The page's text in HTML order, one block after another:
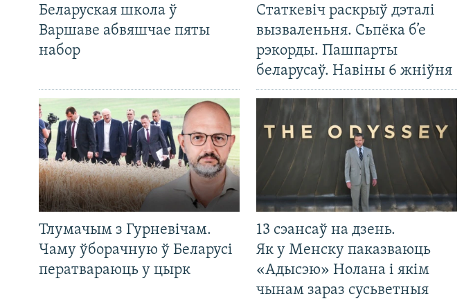
Беларуская школа ў
Варшаве абвяшчае пяты
набор
Статкевіч раскрыў дэталі
вызваленьня. Сьпёка б’е
рэкорды. Пашпарты
беларусаў. Навіны 6 жніўня
Тлумачым з Гурневічам.
Чаму ўборачную ў Беларусі
ператвараюць у цырк
13 сэансаў на дзень.
Як у Менску паказваюць
«Адысэю» Нолана і якім
чынам зараз сусьветныя